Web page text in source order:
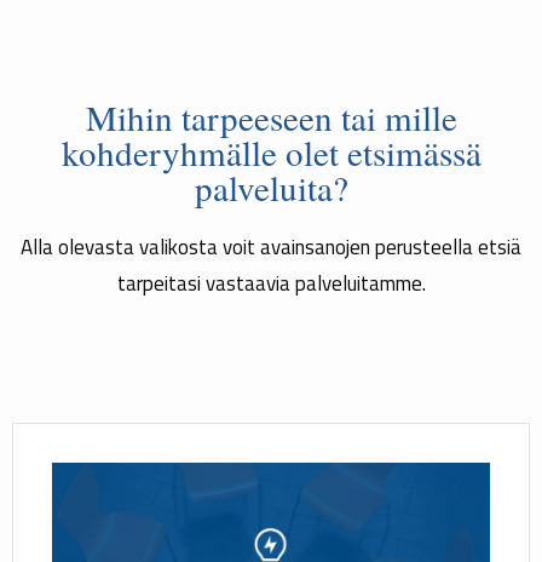
Mihin tarpeeseen tai mille
kohderyhmälle olet etsimässä
palveluita?
Alla olevasta valikosta voit avainsanojen perusteella etsiä
tarpeitasi vastaavia palveluitamme.